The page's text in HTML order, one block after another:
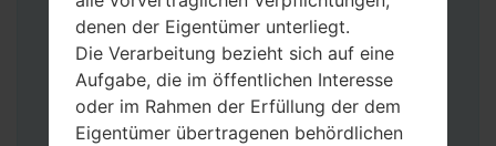
Geben Sie nur die „F. Reset”-Zeit und
„Auto-Rebot“ an.
Zum Schluss klicken Sie „Start“-Taste auf.
Ihr Gerät wird neu gestartet und von PC
getrennt.
denen der Eigentümer unterliegt.
Die Verarbeitung bezieht sich auf eine
Aufgabe, die im öffentlichen Interesse
oder im Rahmen der Erfüllung der dem
Eigentümer übertragenen behördlichen